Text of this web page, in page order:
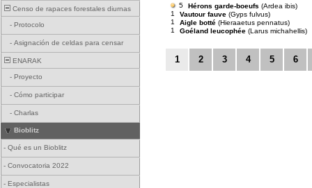
Censo de rapaces forestales diurnas
- Protocolo
- Asignación de celdas para censar
ENARAK
- Proyecto
- Cómo participar
- Charlas
Bioblitz
- Qué es un Bioblitz
- Convocatoria 2022
- Especialistas
5
Hérons garde-boeufs (Ardea ibis)
1
Vautour fauve (Gyps fulvus)
1
Aigle botté (Hieraaetus pennatus)
1
Goéland leucophée (Larus michahellis)
1 2 3 4 5 6